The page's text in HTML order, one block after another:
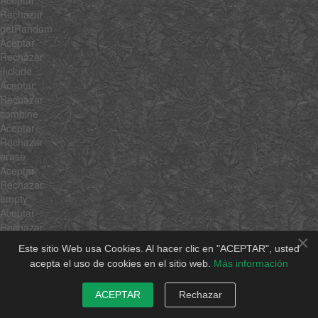
×
Este sitio Web usa Cookies. Al hacer clic en "ACEPTAR", usted
acepta el uso de cookies en el sitio web. Más información
ACEPTAR Rechazar
Rechazar
getRandom
Aceptar
Rechazar
include
Aceptar
Rechazar
combine
Aceptar
Rechazar
erase
Aceptar
Rechazar
empty
Aceptar
Rechazar
flatten
Aceptar
Rechazar